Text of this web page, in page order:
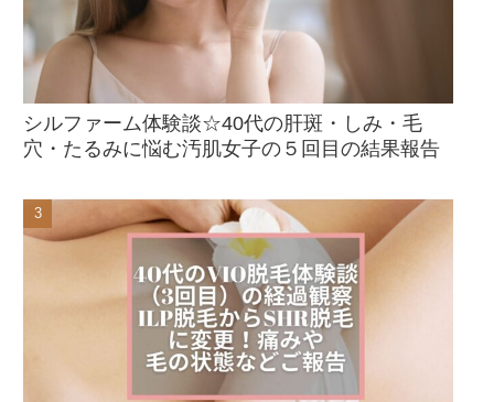
シルファーム体験談☆40代の肝斑・しみ・毛
穴・たるみに悩む汚肌女子の５回目の結果報告